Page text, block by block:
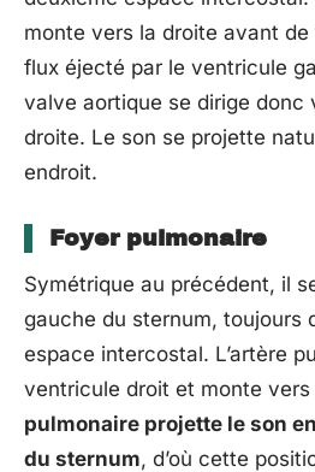
monte vers la droite avant
flux éjecté par le ventricule
valve aortique se dirige donc
droite. Le son se projette
endroit.
Foyer pulmonaire
Symétrique au précédent, il
gauche du sternum, toujours
espace intercostal. L’artère
ventricule droit et monte vers
pulmonaire projette le son
du sternum, d’où cette